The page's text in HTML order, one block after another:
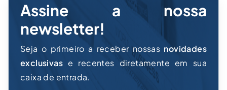
Assine a nossa
newsletter!
Seja o primeiro a receber nossas novidades
exclusivas e recentes diretamente em sua
caixa de entrada.